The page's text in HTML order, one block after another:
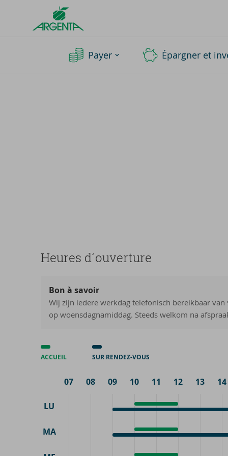
Argenta
Homepage
Payer Épargner et
Heures d´ou­ver­ture
Bon à savoir
Wij zijn iedere werkdag telefonisch bereikbaar
op woensdagnamiddag. Steeds welkom na
ACCUEIL SUR RENDEZ-VOUS
07 08 09 10 11 12 13 14
LU Accueil
10:00
12:00
Sur
vous
9:00
18:00
MA Accueil
10:00
Sur
9:00